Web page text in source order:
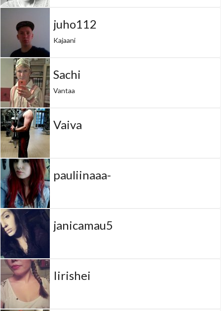
juho112
Kajaani
Sachi
Vantaa
Vaiva
pauliinaaa-
janicamau5
Iirishei